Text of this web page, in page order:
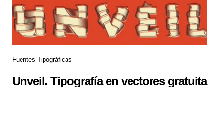
Fuentes Tipográficas
Unveil. Tipografía en vectores gratuita